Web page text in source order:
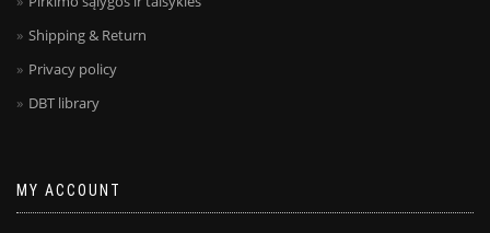
Shipping & Return
Privacy policy
DBT library
MY ACCOUNT